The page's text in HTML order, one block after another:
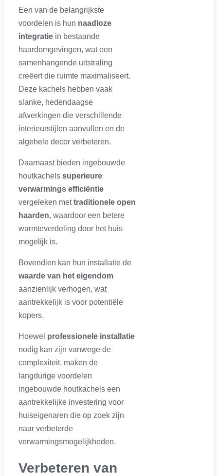
Een van de belangrijkste
voordelen is hun naadloze
integratie in bestaande
haardomgevingen, wat een
samenhangende uitstraling
creëert die ruimte maximaliseert.
Deze kachels hebben vaak
slanke, hedendaagse
afwerkingen die verschillende
interieurstijlen aanvullen en de
algehele decor verbeteren.
Daarnaast bieden ingebouwde
houtkachels superieure
verwarmings efficiëntie
vergeleken mettraditionele open
haarden, waardoor een betere
warmteverdeling door het huis
mogelijk is.
Bovendien kan hun installatie de
waarde van het eigendom
aanzienlijk verhogen, wat
aantrekkelijk is voor potentiële
kopers.
Hoewel professionele installatie
nodig kan zijn vanwege de
complexiteit, maken de
langdurige voordelen
ingebouwde houtkachels een
aantrekkelijke investering voor
huiseigenaren die op zoek zijn
naar verbeterde
verwarmingsmogelijkheden.
Verbeteren van